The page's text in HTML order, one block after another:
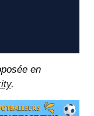
en
.